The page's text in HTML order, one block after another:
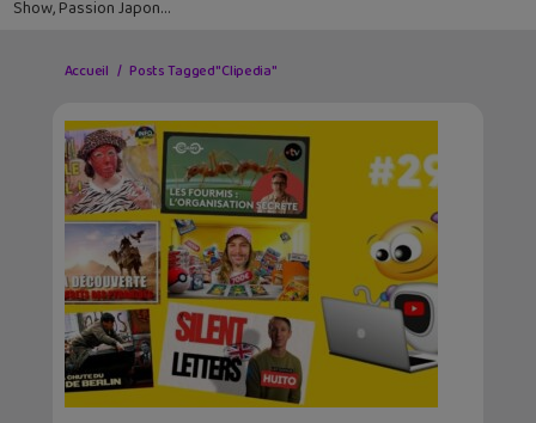
Show, Passion Japon…
Accueil Posts Tagged "Clipedia"